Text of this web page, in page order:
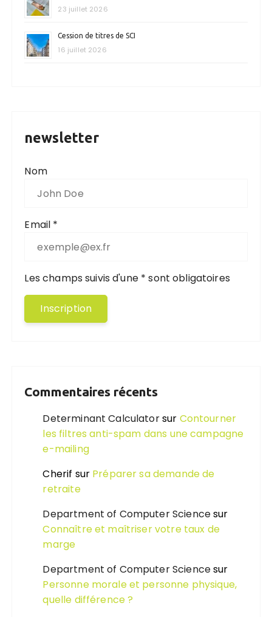
23 juillet 2026
Cession de titres de SCI
16 juillet 2026
newsletter
Nom
Email *
Les champs suivis d'une * sont obligatoires
Commentaires récents
Determinant Calculatorsur Contourner
les filtres anti-spam dans une campagne
e-mailing
Cherif sur Préparer sa demande de
retraite
Department of Computer Sciencesur
Connaître et maîtriser votre taux de
marge
Department of Computer Sciencesur
Personne morale et personne physique,
quelle différence ?